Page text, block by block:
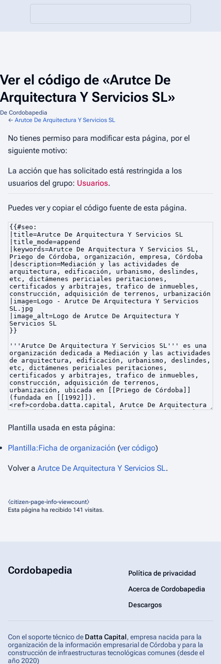
Ver el código de «Arutce De
Arquitectura Y Servicios SL»
De Cordobapedia
← Arutce De Arquitectura Y Servicios SL
No tienes permiso para modificar esta página, por el
siguiente motivo:
La acción que has solicitado está restringida a los
usuarios del grupo: Usuarios.
Puedes ver y copiar el código fuente de esta página.
Plantilla usada en esta página:
Plantilla:Ficha de organización (ver código)
Volver a Arutce De Arquitectura Y Servicios SL.
⧼citizen-page-info-viewcount⧽
Esta página ha recibido 141 visitas.
Cordobapedia
Política de privacidad
Acerca de Cordobapedia
Descargos
Con el soporte técnico de Datta Capital, empresa nacida para la
organización de la información empresarial de Córdoba y para la
construcción de infraestructuras tecnológicas comunes (desde el
año 2020)